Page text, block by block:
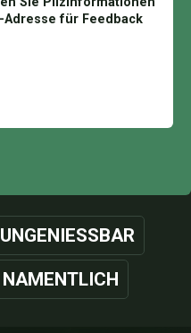
UNGENIESSBAR
NAMENTLICH